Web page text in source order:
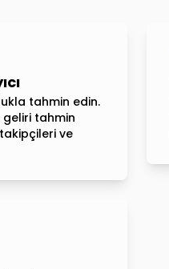
tahmin edin.
geliri tahmin
ve